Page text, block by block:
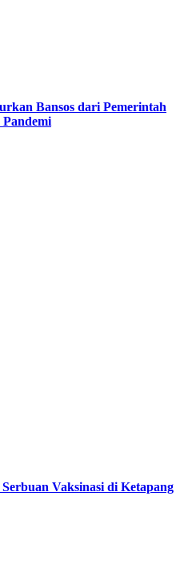
Bansos dari Pemerintah
Vaksinasi di Ketapang